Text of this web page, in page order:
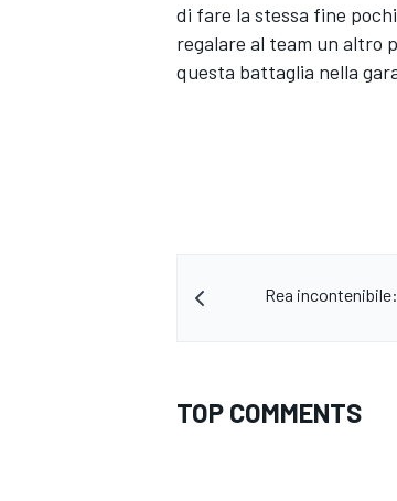
di fare la stessa fine
regalare al team un altro
questa battaglia nella
Rea
TOP COMMENTS